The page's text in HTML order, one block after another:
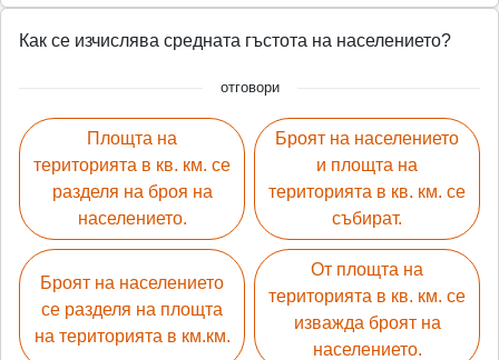
Как се изчислява средната гъстота на населението?
отговори
Площта на
територията в кв. км. се
разделя на броя на
населението.
Броят на населението
се разделя на площта
на територията в км.км.
Броят на населението
и площта на
територията в кв. км. се
събират.
От площта на
територията в кв. км. се
изважда броят на
населението.